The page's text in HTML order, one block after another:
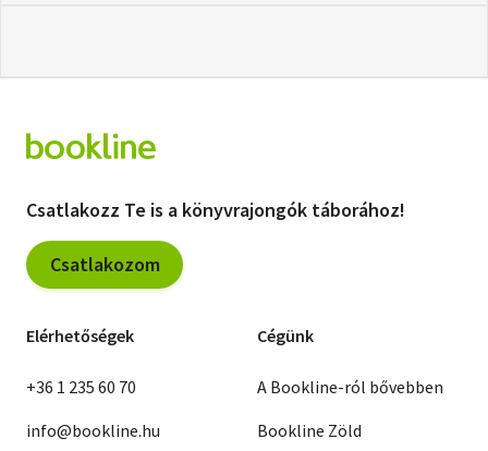
Csatlakozz Te is a könyvrajongók táborához!
Csatlakozom
Elérhetőségek
+36 1 235 60 70
info@bookline.hu
Cégünk
A Bookline-ról bővebben
Bookline Zöld